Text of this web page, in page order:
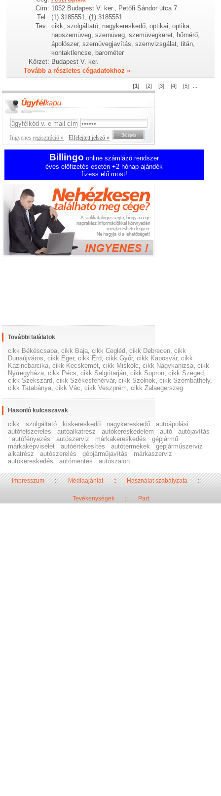
Cím: 1052 Budapest V. ker., Petőfi Sándor utca 7.
Tel.: (1) 3185551, (1) 3185551
Tev.: cikk, szolgáltató, nagykereskedő, optikai, optika,
napszemüveg, szemüveg, szemüvegkeret, hőmérő,
ápolószer, szemüvegjavítás, szemvizsgálat, titán,
kontaktlencse, barométer
Körzet: Budapest V. ker.
Tovább a részletes cégadatokhoz »
[1] [2] [3] [4] [5]
Ingyenes regisztráció » Elfelejtett jelszó »
Billingo online számlázó rendszer
éves előfizetés esetén +2 hónap ajándék
fizess elő most!
További találatok
cikk Békéscsaba,cikk Baja,cikk Cegléd,cikk Debrecen,cikk
Dunaújváros,cikk Eger,cikk Érd,cikk Győr,cikk Kaposvár,cikk
Kazincbarcika,cikk Kecskemét,cikk Miskolc,cikk Nagykanizsa,cikk
Nyíregyháza,cikk Pécs,cikk Salgótarján,cikk Sopron,cikk Szeged,
cikk Szekszárd,cikk Székesfehérvár,cikk Szolnok,cikk Szombathely,
cikk Tatabánya,cikk Vác,cikk Veszprém,cikk Zalaegerszeg
Hasonló kulcsszavak
cikk szolgáltató kiskereskedő nagykereskedő
autóápolási
autófelszerelés
autóalkatrész autókereskedelem autó
autójavítás
autófényezés
autószerviz márkakereskedés
gépjármű
márkaképviselet
autóértékesítés autótermékek
gépjárműszerviz
alkatrész
autószerelés gépjárműjavítás
márkaszerviz
autókereskedés
autómentés autószalon
Impresszum::Médiaajánlat::Használat szabályzata::
Tevékenységek:: Part